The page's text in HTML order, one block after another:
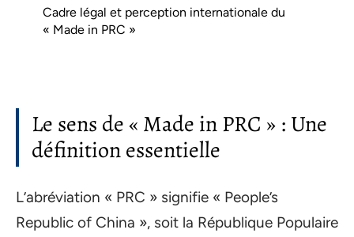
Cadre légal et perception internationale du
« Made in PRC »
Le sens de « Made in PRC » : Une
définition essentielle
L’abréviation « PRC » signifie « People’s
Republic of China », soit la République Populaire